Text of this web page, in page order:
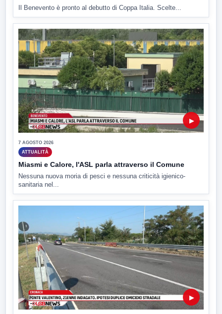
Il Benevento è pronto al debutto di Coppa Italia. Scelte...
▶
7 AGOSTO 2026
ATTUALITÀ
Miasmi e Calore, l'ASL parla attraverso il Comune
Nessuna nuova moria di pesci e nessuna criticità igienico-
sanitaria nel...
▶